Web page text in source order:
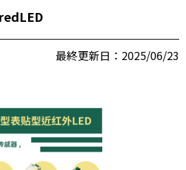
最終更新日：2025/06/23